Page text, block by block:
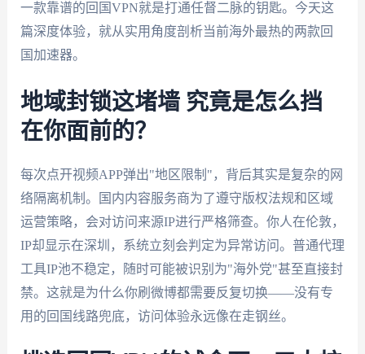
一款靠谱的回国VPN就是打通任督二脉的钥匙。今天这
篇深度体验，就从实用角度剖析当前海外最热的两款回
国加速器。
地域封锁这堵墙 究竟是怎么挡
在你面前的？
每次点开视频APP弹出"地区限制"，背后其实是复杂的网
络隔离机制。国内内容服务商为了遵守版权法规和区域
运营策略，会对访问来源IP进行严格筛查。你人在伦敦，
IP却显示在深圳，系统立刻会判定为异常访问。普通代理
工具IP池不稳定，随时可能被识别为"海外党"甚至直接封
禁。这就是为什么你刷微博都需要反复切换——没有专
用的回国线路兜底，访问体验永远像在走钢丝。